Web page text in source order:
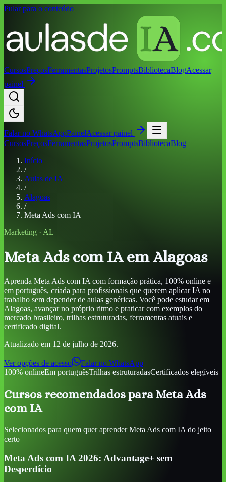
Pular para o conteúdo
CursosPreçosFerramentasProjetosPromptsBibliotecaBlogAcessar
painel
Falar no WhatsAppPainelAcessar painel
CursosPreçosFerramentasProjetosPromptsBibliotecaBlog
Início
/
Aulas de IA
/
Alagoas
/
Meta Ads com IA
Marketing · AL
Meta Ads com IA em Alagoas
Aprenda Meta Ads com IA com formação prática, 100% online e
em português, criada para profissionais que querem aplicar IA no
trabalho sem depender de aulas genéricas. Você pode estudarem
Alagoas, avançar no próprio ritmo e praticar com exemplos do
mercado brasileiro, trilhas estruturadas, ferramentas atuais e
certificado digital.
Atualizado em 12 de julho de 2026.
Ver opções de acesso
Falar no WhatsApp
100% onlineEm portuguêsTrilhas estruturadasCertificados elegíveis
Cursos recomendados paraMeta Ads
com IA
Selecionados para quem quer aprenderMeta Ads com IA do jeito
certo
Meta Ads com IA 2026: Advantage+ sem
Desperdício